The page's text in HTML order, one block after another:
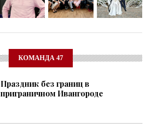
КОМАНДА 47
Праздник без границ в
приграничном Ивангороде